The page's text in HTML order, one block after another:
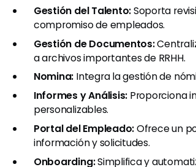
Gestión del Talento:Soporta
compromiso de empleados.
Gestión de Documentos:
a archivos importantes de RRHH.
Nomina: Integra la gestión de
Informes y Análisis: Proporciona
personalizables.
Portal del Empleado:Ofrece un
información y solicitudes.
Onboarding:Simplifica y